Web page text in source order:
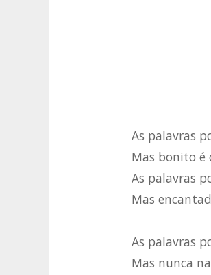
As palavras
Mas bonito é
As palavras
Mas
As palavras
Mas nunca